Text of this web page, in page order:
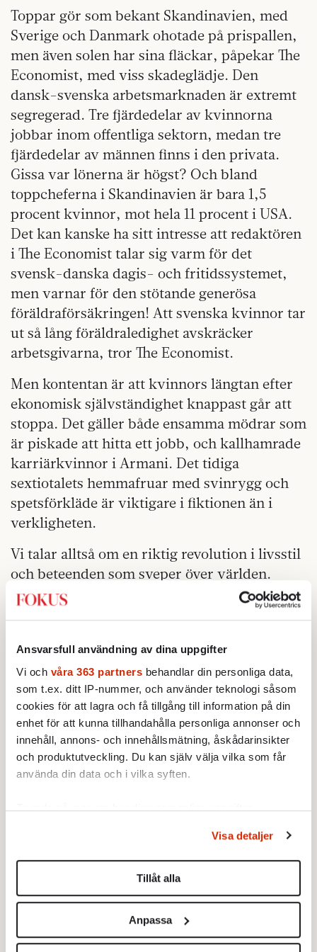
Ansvarsfull användning av dina uppgifter
Vi och våra 363 partners behandlar din personliga data,
som t.ex. ditt IP-nummer, och använder teknologi såsom
cookies för att lagra och få tillgång till information på din
enhet för att kunna tillhandahålla personliga annonser och
innehåll, annons- och innehållsmätning, åskådarinsikter
och produktutveckling. Du kan själv välja vilka som får
använda din data och i vilka syften.
Ta reda på mer om hur dina personliga uppgifter
Du kan ändra eller dra tillbaka ditt samtycke när som
helst från cookie-förklaringen.
Vi använder enhetsidentifierare för att anpassa innehållet
för sociala medier och analysera vår trafik. Vi
vidarebefordrar även sådana identifierare och annan
Visa detaljer
Tillåt alla
Anpassa
Toppar gör som bekant Skandinavien, med
Sverige och Danmark ohotade på prispallen,
men även solen har sina fläckar, påpekar The
Economist, med viss skadeglädje. Den
dansk-svenska arbetsmarknaden är extremt
segregerad. Tre fjärdedelar av kvinnorna
jobbar inom offentliga sektorn, medan tre
fjärdedelar av männen finns i den privata.
Gissa var lönerna är högst? Och bland
toppcheferna i Skandinavien är bara 1,5
procent kvinnor, mot hela 11 procent i USA.
Det kan kanske ha sitt intresse att redaktören
i The Economist talar sig varm för det
svensk-danska dagis- och fritidssystemet,
men varnar för den stötande generösa
föräldraförsäkringen! Att svenska kvinnor tar
ut så lång föräldraledighet avskräcker
arbetsgivarna, tror The Economist.
Men kontentan är att kvinnors längtan efter
ekonomisk självständighet knappast går att
stoppa. Det gäller både ensamma mödrar som
är piskade att hitta ett jobb, och kallhamrade
karriärkvinnor i Armani. Det tidiga
sextiotalets hemmafruar med svinrygg och
spetsförkläde är viktigare i fiktionen än i
verkligheten.
Vi talar alltså om en riktig revolution i livsstil
och beteenden som sveper över världen.
Något har hänt, konstaterar vi genom att titta
på »Mad Men«. Och det allra märkligaste är
ja nästan fredligt till. Vi talar ibland om olika
bakslag mot kvinnokampens mål, men enligt
The Economist har männen i stort fogat sig.
Nio av tio unga amerikaner (!) anser inte att
det är så fruktansvärt om deras fruar skulle
tjäna mera än de själva. Allt fler unga män vill
dra barnvagnen lite längre än den
i dig att »jämställdheten har gått för långt«.
Den har bara börjat. För vi är mitt i den
fredliga revolutionen, som började på det
oskuldsfulla, fördomsfulla, men
framtidsoptimistiska sextiotalet.